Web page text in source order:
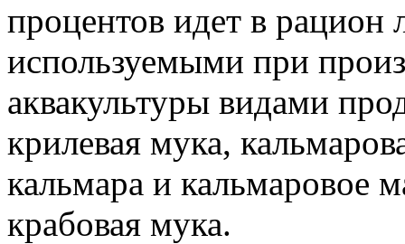
процентов идет в
используемыми при
аквакультуры видами
крилевая мука,
кальмара и кальмаровое
крабовая мука.